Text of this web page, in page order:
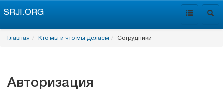
Toggle
SRJI.ORG
Главная Кто мы и что мы делаем Сотрудники
Авторизация